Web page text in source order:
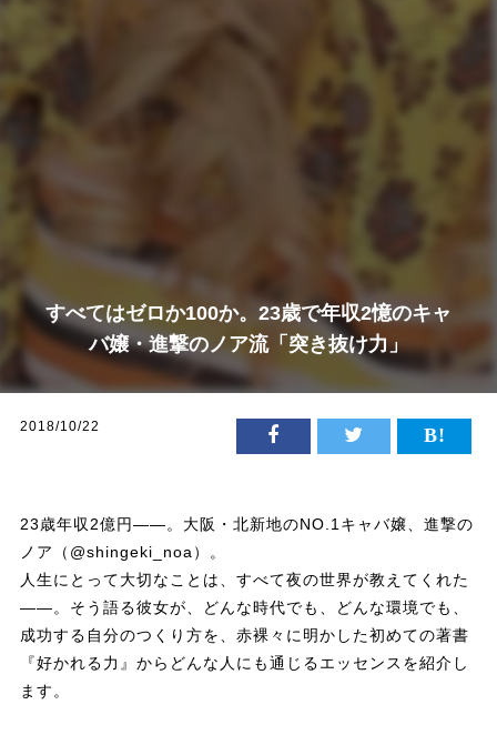
すべてはゼロか100か。23歳で年収2憶のキャ
バ嬢・進撃のノア流「突き抜け力」
2018/10/22
23歳年収2億円――。大阪・北新地のNO.1キャバ嬢、進撃の
ノア（@shingeki_noa）。
人生にとって大切なことは、すべて夜の世界が教えてくれた
――。そう語る彼女が、どんな時代でも、どんな環境でも、
成功する自分のつくり方を、赤裸々に明かした初めての著書
『好かれる力』からどんな人にも通じるエッセンスを紹介し
ます。